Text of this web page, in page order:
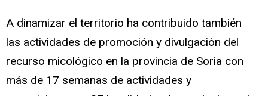
A dinamizar el territorio ha contribuido también
las actividades de promoción y divulgación del
recurso micológico en la provincia de Soria con
más de 17 semanas de actividades y